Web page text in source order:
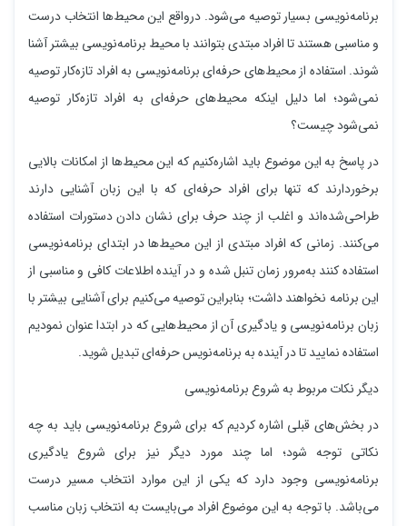
برنامه‌نویسی بسیار توصیه می‌شود. درواقع این محیط‌ها انتخاب درست
و مناسبی هستند تا افراد مبتدی بتوانند با محیط برنامه‌نویسی بیشتر آشنا
شوند. استفاده از محیط‌های حرفه‌ای برنامه‌نویسی به افراد تازه‌کار توصیه
نمی‌شود؛ اما دلیل اینکه محیط‌های حرفه‌ای به افراد تازه‌کار توصیه
نمی‌شود چیست؟
در پاسخ به این موضوع باید اشاره‌کنیم که این محیط‌ها از امکانات بالایی
برخوردارند که تنها برای افراد حرفه‌ای که با این زبان آشنایی دارند
طراحی‌شده‌اند و اغلب از چند حرف برای نشان دادن دستورات استفاده
می‌کنند. زمانی که افراد مبتدی از این محیط‌ها در ابتدای برنامه‌نویسی
استفاده کنند به‌مرور زمان تنبل شده و در آینده اطلاعات کافی و مناسبی از
این برنامه نخواهند داشت؛ بنابراین توصیه می‌کنیم برای آشنایی بیشتر با
زبان برنامه‌نویسی و یادگیری آن از محیط‌هایی که در ابتدا عنوان نمودیم
استفاده نمایید تا در آینده به برنامه‌نویس حرفه‌ای تبدیل شوید.
دیگر نکات مربوط به شروع برنامه‌نویسی
در بخش‌های قبلی اشاره کردیم که برای شروع برنامه‌نویسی باید به چه
نکاتی توجه شود؛ اما چند مورد دیگر نیز برای شروع یادگیری
برنامه‌نویسی وجود دارد که یکی از این موارد انتخاب مسیر درست
می‌باشد. با توجه به این موضوع افراد می‌بایست به انتخاب زبان مناسب